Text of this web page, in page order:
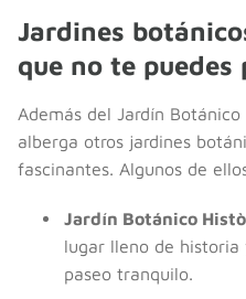
Jardines
que no te puedes
Además del Jardín
alberga otros jardines
fascinantes. Algunos de
Jardín Botánico
lugar lleno de
paseo tranquilo.